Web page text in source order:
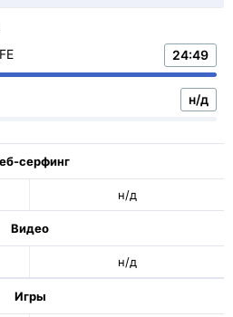
24:49
н/д
серфинг
н/д
Видео
н/д
Игры